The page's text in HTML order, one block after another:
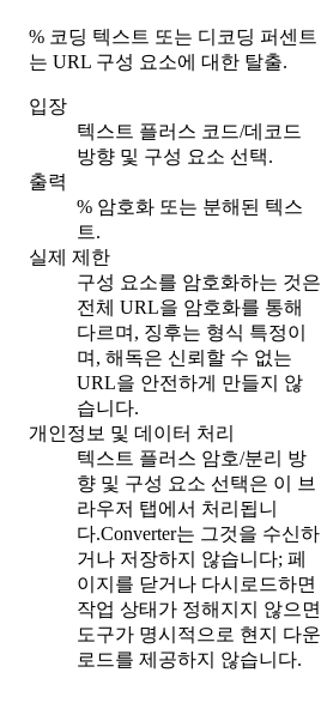
% 코딩 텍스트 또는 디코딩 퍼센트
는 URL 구성 요소에 대한 탈출.
입장
텍스트 플러스 코드/데코드
방향 및 구성 요소 선택.
출력
% 암호화 또는 분해된 텍스
트.
실제 제한
구성 요소를 암호화하는 것은
전체 URL을 암호화를 통해
다르며, 징후는 형식 특정이
며, 해독은 신뢰할 수 없는
URL을 안전하게 만들지 않
습니다.
개인정보 및 데이터 처리
텍스트 플러스 암호/분리 방
향 및 구성 요소 선택은 이 브
라우저 탭에서 처리됩니
다.Converter는 그것을 수신하
거나 저장하지 않습니다; 페
이지를 닫거나 다시로드하면
작업 상태가 정해지지 않으면
도구가 명시적으로 현지 다운
로드를 제공하지 않습니다.